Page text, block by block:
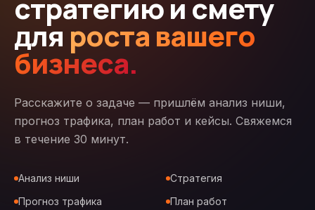
стратегию и смету
для роста вашего
бизнеса.
Расскажите о задаче — пришлём анализ ниши,
прогноз трафика, план работ и кейсы. Свяжемся
в течение 30 минут.
Анализ ниши
Стратегия
Прогноз трафика
План работ